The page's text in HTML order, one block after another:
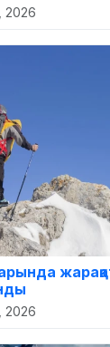
2026
2026